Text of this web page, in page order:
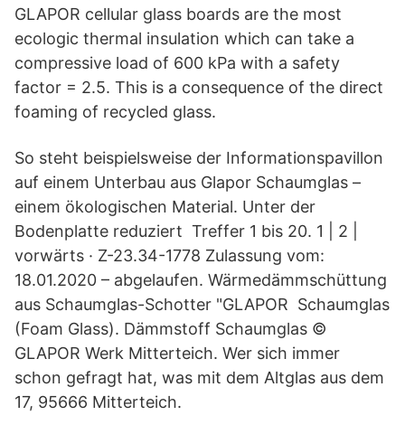
GLAPOR cellular glass boards are the most
ecologic thermal insulation which can take a
compressive load of 600 kPa with a safety
factor = 2.5. This is a consequence of the direct
foaming of recycled glass.
So steht beispielsweise der Informationspavillon
auf einem Unterbau aus Glapor Schaumglas –
einem ökologischen Material. Unter der
Bodenplatte reduziert Treffer 1 bis 20. 1 | 2 |
vorwärts · Z-23.34-1778 Zulassung vom:
18.01.2020 – abgelaufen. Wärmedämmschüttung
aus Schaumglas-Schotter "GLAPOR Schaumglas
(Foam Glass). Dämmstoff Schaumglas ©
GLAPOR Werk Mitterteich. Wer sich immer
schon gefragt hat, was mit dem Altglas aus dem
17, 95666 Mitterteich.